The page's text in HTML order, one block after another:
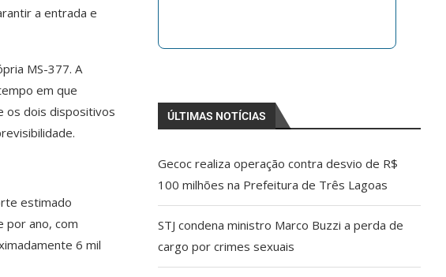
a entrada e
MS-377. A
em que
os dois dispositivos
estimado
por ano, com
6 mil
ÚLTIMAS NOTÍCIAS
Gecoc realiza operação contra desvio de R$
100 milhões na Prefeitura de Três Lagoas
STJ condena ministro Marco Buzzi a perda de
cargo por crimes sexuais